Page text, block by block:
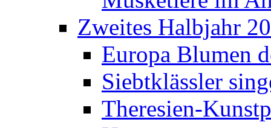
Zweites Halbjahr
Europa Blumen
Siebtklässler
Theresien-